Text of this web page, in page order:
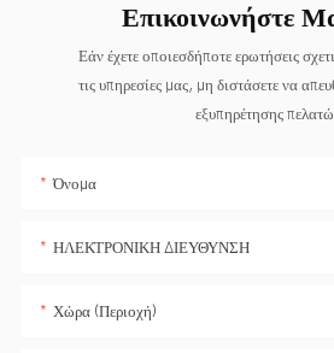
Επικοινωνήστε
Εάν έχετε οποιεσδήποτε ερωτήσεις
τις υπηρεσίες μας, μη διστάσετε να
εξυπηρέτησης
Όνομα
ΗΛΕΚΤΡΟΝΙΚΗ ΔΙΕΥΘΥΝΣΗ
Χώρα (Περιοχή)